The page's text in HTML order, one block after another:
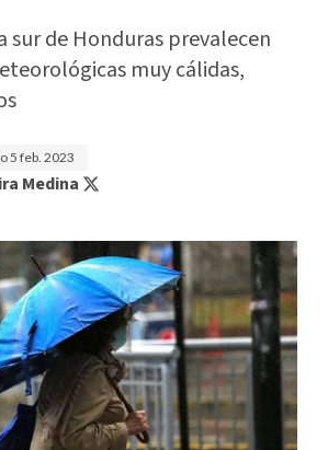
sur de Honduras prevalecen
muy cálidas,
5 feb. 2023
Medina